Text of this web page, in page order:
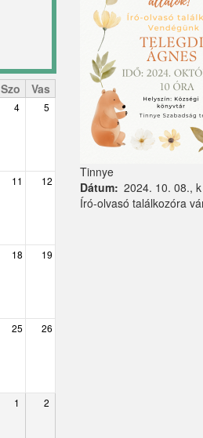
Szo Vas
4 5
11 12
18 19
25 26
1 2
Tinnye
Dátum
2024. 10. 08.,
Író-olvasó találkozóra